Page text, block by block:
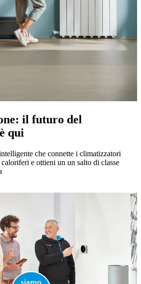
il futuro del
qui
che connette i climatizzatori
e ottieni un un salto di classe